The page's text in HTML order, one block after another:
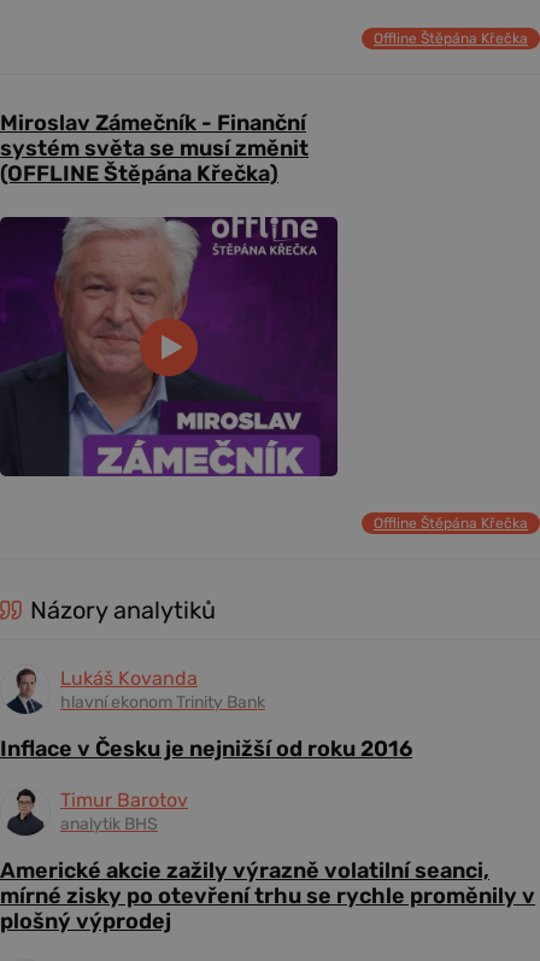
Offline Štěpána Křečka
Miroslav Zámečník - Finanční
systém světa se musí změnit
(OFFLINE Štěpána Křečka)
Offline Štěpána Křečka
Názory analytiků
Lukáš Kovanda
hlavní ekonom Trinity Bank
Inflace v Česku je nejnižší od roku 2016
Timur Barotov
analytik BHS
Americké akcie zažily výrazně volatilní seanci,
mírné zisky po otevření trhu se rychle proměnily v
plošný výprodej